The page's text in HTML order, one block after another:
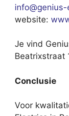
website:
Je vind
Beatrixstraat
Conclusie
Voor